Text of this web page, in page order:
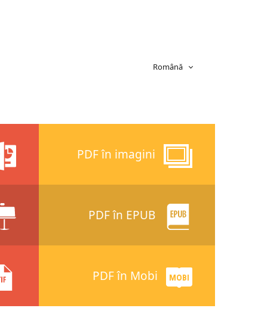
Română
PDF în imagini
PDF în EPUB
PDF în Mobi